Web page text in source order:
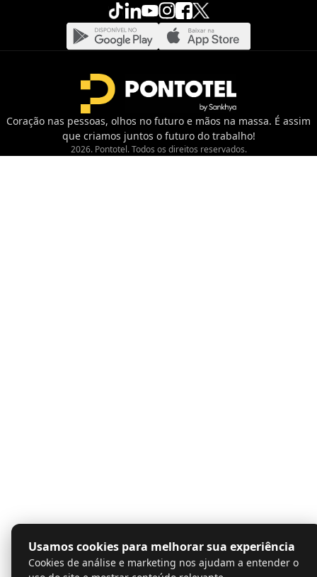
Coração nas pessoas, olhos no futuro e mãos na massa. É assim
que criamos juntos o futuro do trabalho!
2026. Pontotel. Todos os direitos reservados.
Usamos cookies para melhorar sua experiência
Cookies de análise e marketing nos ajudam a entender o